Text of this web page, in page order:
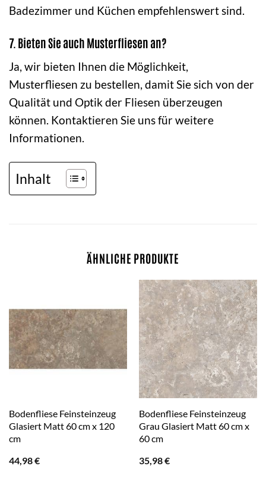
Badezimmer und Küchen empfehlenswert sind.
7. Bieten Sie auch Musterfliesen an?
Ja, wir bieten Ihnen die Möglichkeit,
Musterfliesen zu bestellen, damit Sie sich von der
Qualität und Optik der Fliesen überzeugen
können. Kontaktieren Sie uns für weitere
Informationen.
Inhalt
ÄHNLICHE PRODUKTE
Bodenfliese Feinsteinzeug
Glasiert Matt 60 cm x 120
cm
44,98€
Bodenfliese Feinsteinzeug
Grau Glasiert Matt 60 cm x
60 cm
35,98€